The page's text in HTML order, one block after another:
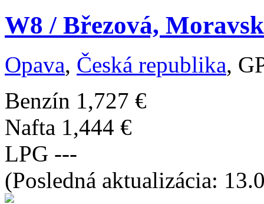
W8 / Březová,
Opava, Česká republika,
Benzín 1,727 €
Nafta 1,444 €
LPG ---
(Posledná aktualizácia: